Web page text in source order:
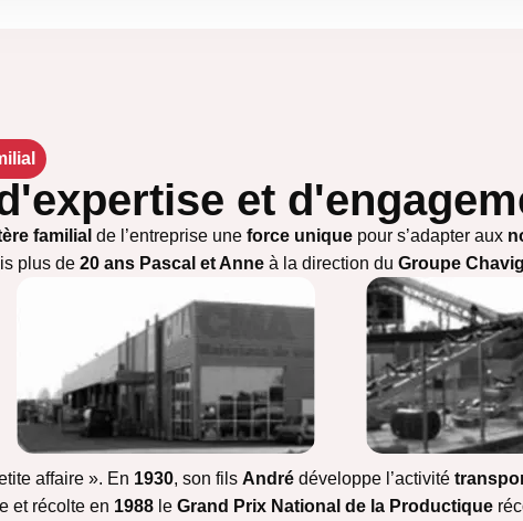
et
familial de l’entreprise une force unique pour s’adapter aux
plus de 20 ans Pascal et Anne à la direction du Groupe
affaire ». En 1930, son fils André développe l’activité
et récolte en 1988 le Grand Prix National de la Productique